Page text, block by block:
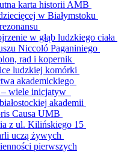
karta historii AMB
w Białymstoku
w głąb ludzkiego ciała
Niccoló Paganiniego
rad i kopernik
ludzkiej komórki
akademickiego
– wiele inicjatyw
akademii
Causa UMB
z ul. Kilińskiego 15
uczą żywych
pierwszych